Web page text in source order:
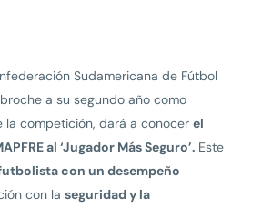
Sudamericana de Fútbol
a su segundo año como
competición, dará a conocer el
al ‘Jugador Más Seguro’. Este
con un desempeño
con la seguridad y la